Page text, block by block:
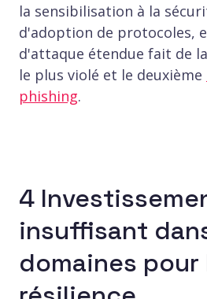
la sensibilisation à la
d'adoption de protocoles,
d'attaque étendue fait de
le plus violé et le deuxième
phishing.
4
insuffisant
domaines